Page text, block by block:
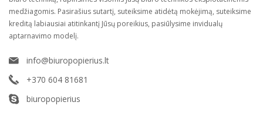
medžiagomis. Pasirašius sutartį, suteiksime atidėtą mokėjimą, suteiksime
kreditą labiausiai atitinkantį Jūsų poreikius, pasiūlysime invidualų
aptarnavimo modelį.
info@biuropopierius.lt
+370 604 81681
biuropopierius